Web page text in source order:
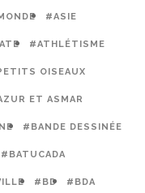
#ASIE
#ATHLÉTISME
OISEAUX
ET ASMAR
#BANDE DESSINÉE
#BATUCADA
#BD #BDA